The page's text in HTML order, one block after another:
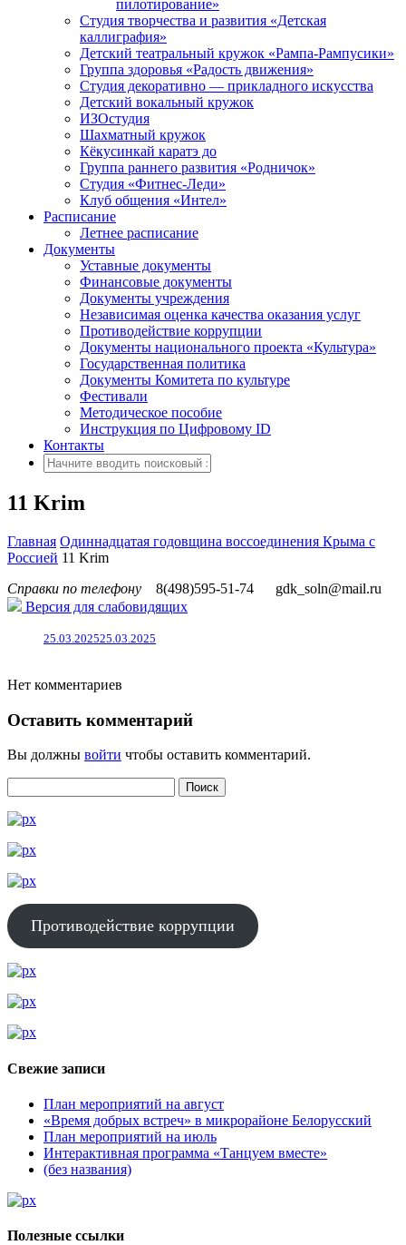
пилотирование»
Студия творчества и развития «Детская
каллиграфия»
Детский театральный кружок «Рампа-Рампусики»
Группа здоровья «Радость движения»
Студия декоративно — прикладного искусства
Детский вокальный кружок
ИЗОстудия
Шахматный кружок
Кёкусинкай каратэ до
Группа раннего развития «Родничок»
Cтудия «Фитнес-Леди»
Клуб общения «Интел»
Расписание
Летнее расписание
Документы
Уставные документы
Финансовые документы
Документы учреждения
Независимая оценка качества оказания услуг
Противодействие коррупции
Документы национального проекта «Культура»
Государственная политика
Документы Комитета по культуре
Фестивали
Методическое пособие
Инструкция по Цифровому ID
Контакты
11 Krim
Главная Одиннадцатая годовщина воссоединения Крыма с
Россией 11 Krim
Справки по телефону
8(498)595-51-74
gdk_soln@mail.ru
Версия для слабовидящих
25.03.202525.03.2025
Нет комментариев
Оставить комментарий
Вы должны войти чтобы оставить комментарий.
Противодействие коррупции
Свежие записи
План мероприятий на август
«Время добрых встреч» в микрорайоне Белорусский
План мероприятий на июль
Интерактивная программа «Танцуем вместе»
(без названия)
Полезные ссылки